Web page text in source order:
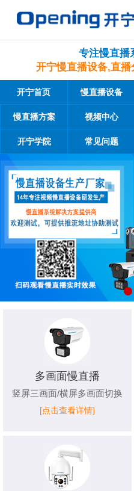
专注慢直播
开宁慢直播设备,直
开宁首页 慢直播设备
慢直播方案 视频中心
开宁学院 常见问题
多画面慢直播
竖屏三画面/横屏多画面切换
[点击查看详情]